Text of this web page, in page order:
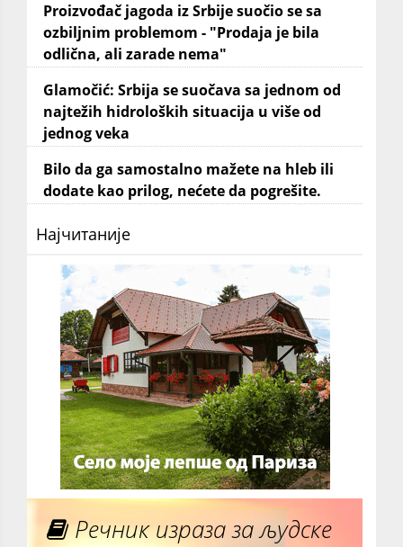
Proizvođač jagoda iz Srbije suočio se sa
ozbiljnim problemom - "Prodaja je bila
odlična, ali zarade nema"
Glamočić: Srbija se suočava sa jednom od
najtežih hidroloških situacija u više od
jednog veka
Bilo da ga samostalno mažete na hleb ili
dodate kao prilog, nećete da pogrešite.
Најчитаније
Речник израза за људске